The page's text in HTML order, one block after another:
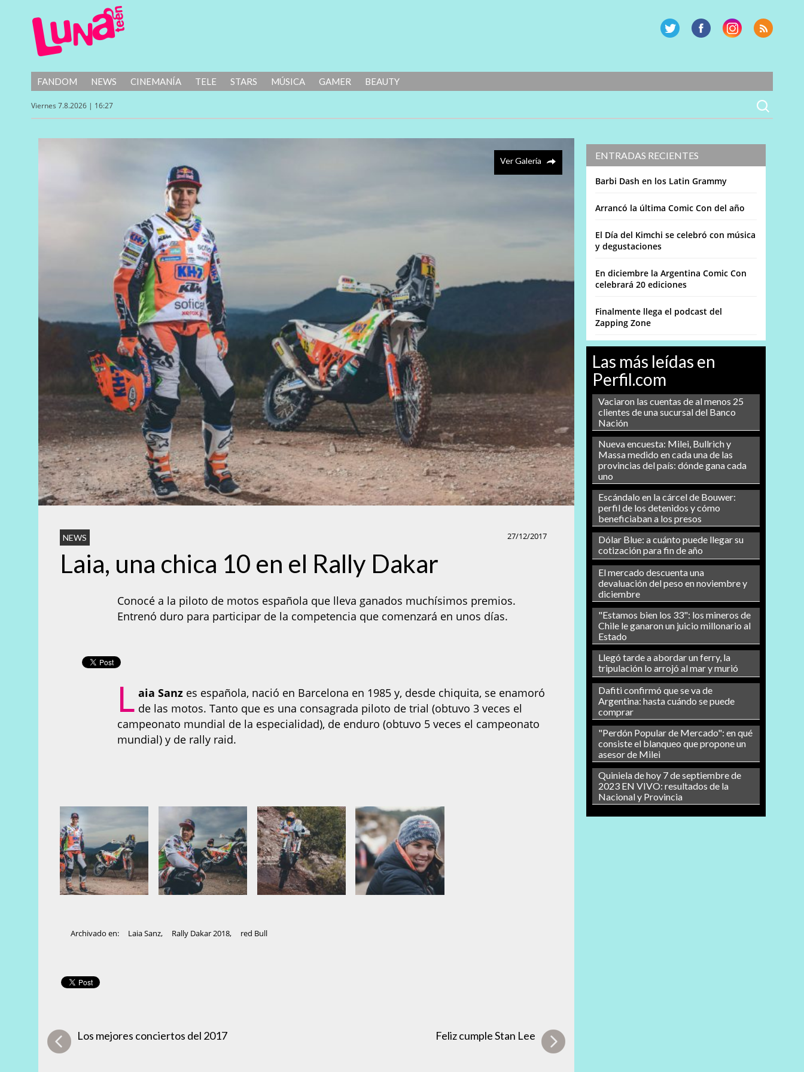
FANDOM NEWS CINEMANÍA TELE STARS MÚSICA GAMER BEAUTY
Viernes 7.8.2026 | 16:27
ENTRADAS RECIENTES
Barbi Dash en los Latin Grammy
Arrancó la última Comic Con del año
El Día del Kimchi se celebró con música
y degustaciones
En diciembre la Argentina Comic Con
celebrará 20 ediciones
Finalmente llega el podcast del
Zapping Zone
Las más leídas en
Perfil.com
Vaciaron las cuentas de al menos 25
clientes de una sucursal del Banco
Nación
Nueva encuesta: Milei, Bullrich y
Massa medido en cada una de las
provincias del país: dónde gana cada
uno
Escándalo en la cárcel de Bouwer:
perfil de los detenidos y cómo
beneficiaban a los presos
Dólar Blue: a cuánto puede llegar su
cotización para fin de año
El mercado descuenta una
devaluación del peso en noviembre y
diciembre
"Estamos bien los 33": los mineros de
Chile le ganaron un juicio millonario al
Estado
Llegó tarde a abordar un ferry, la
tripulación lo arrojó al mar y murió
Dafiti confirmó que se va de
Argentina: hasta cuándo se puede
comprar
"Perdón Popular de Mercado": en qué
consiste el blanqueo que propone un
asesor de Milei
Quiniela de hoy 7 de septiembre de
2023 EN VIVO: resultados de la
Nacional y Provincia
Ver Galería
27/12/2017
NEWS
Laia, una chica 10 en el Rally Dakar
Conocé a la piloto de motos española que lleva ganados muchísimos premios.
Entrenó duro para participar de la competencia que comenzará en unos días.
L aia Sanz es española, nació en Barcelona en 1985 y, desde chiquita, se enamoró
de las motos. Tanto que es una consagrada piloto de trial (obtuvo 3 veces el
campeonato mundial de la especialidad), de enduro (obtuvo 5 veces el campeonato
mundial) y de rally raid.
Archivado en: Laia Sanz, Rally Dakar 2018, red Bull
Los mejores conciertos del 2017 Feliz cumple Stan Lee